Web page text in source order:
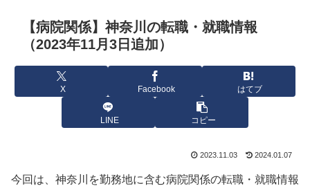
【病院関係】神奈川の転職・就職情報
（2023年11月3日追加）
X Facebook はてブ
LINE コピー
2023.11.03 2024.01.07
今回は、神奈川を勤務地に含む病院関係の転職・就職情報